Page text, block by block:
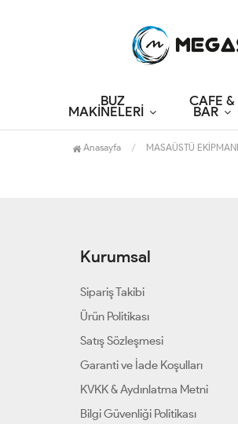
BUZ
MAKİNELERİ
CAFE &
BAR
Anasayfa MASAÜSTÜ
Kurumsal
Sipariş Takibi
Ürün Politikası
Satış Sözleşmesi
Garanti ve İade Koşulları
KVKK & Aydınlatma Metni
Bilgi Güvenliği Politikası